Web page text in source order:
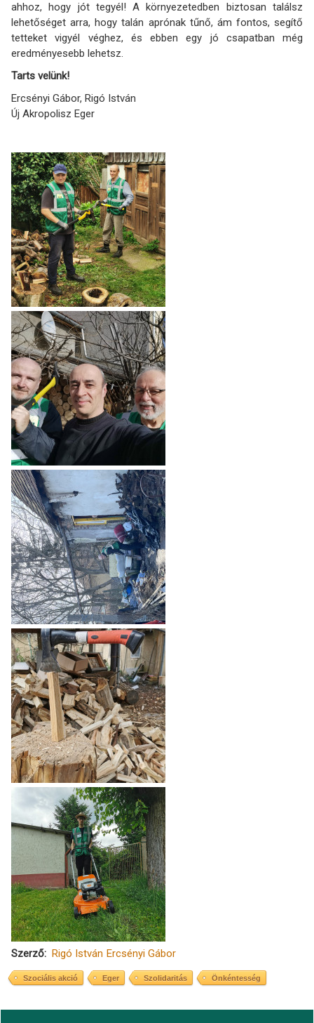
ahhoz, hogy jót tegyél! A környezetedben biztosan találsz
lehetőséget arra, hogy talán aprónak tűnő, ám fontos, segítő
tetteket vigyél véghez, és ebben egy jó csapatban még
eredményesebb lehetsz.
Tarts velünk!
Ercsényi Gábor, Rigó István
Új Akropolisz Eger
Szerző Rigó István Ercsényi Gábor
Szociális akció Eger Szolidaritás Önkéntesség